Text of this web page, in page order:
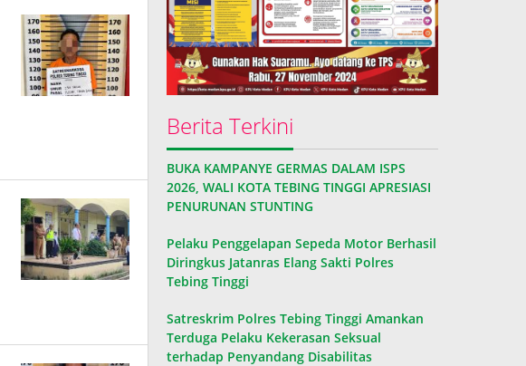
Berita Terkini
BUKA KAMPANYE GERMAS DALAM ISPS
2026, WALI KOTA TEBING TINGGI APRESIASI
PENURUNAN STUNTING
Pelaku Penggelapan Sepeda Motor Berhasil
Diringkus Jatanras Elang Sakti Polres
Tebing Tinggi
Satreskrim Polres Tebing Tinggi Amankan
Terduga Pelaku Kekerasan Seksual
terhadap Penyandang Disabilitas